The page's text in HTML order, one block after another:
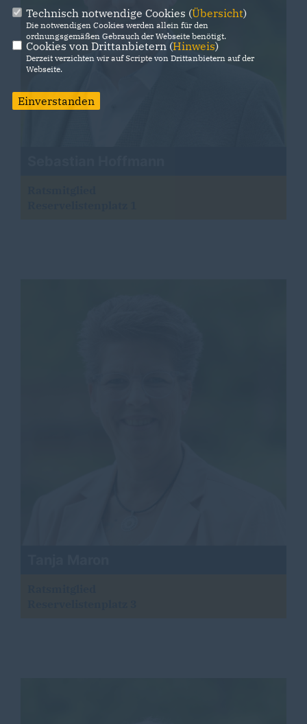
Technisch notwendige Cookies (Übersicht)
Die notwendigen Cookies werden allein für den
ordnungsgemäßen Gebrauch der Webseite benötigt.
Cookies von Drittanbietern (Hinweis)
Derzeit verzichten wir auf Scripte von Drittanbietern auf der
Webseite.
Einverstanden